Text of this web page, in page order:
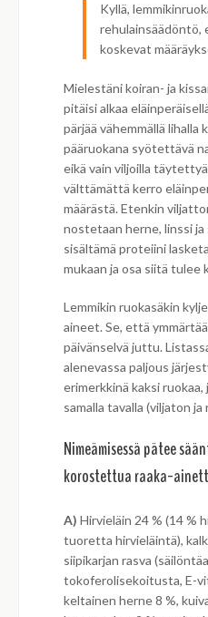
Kyllä,
rehulainsäädöntö,
koskevat
Mielestäni koiran- ja
pitäisi alkaa
pärjää vähemmällä lihalla
pääruokana syötettävä
eikä vain viljoilla
välttämättä kerro
määrästä. Etenkin
nostetaan herne, linssi
sisältämä proteiini
mukaan ja osa siitä
Lemmikin ruokasäkin
aineet. Se, että
päivänselvä juttu.
alenevassa paljous
erimerkkinä kaksi
samalla tavalla (viljaton ja
Nimeämisessä pätee
korostettua raaka-
A) Hirvieläin 24 % (14 %
tuoretta hirvieläintä),
siipikarjan rasva
tokoferolisekoitusta, E-
keltainen herne 8 %,